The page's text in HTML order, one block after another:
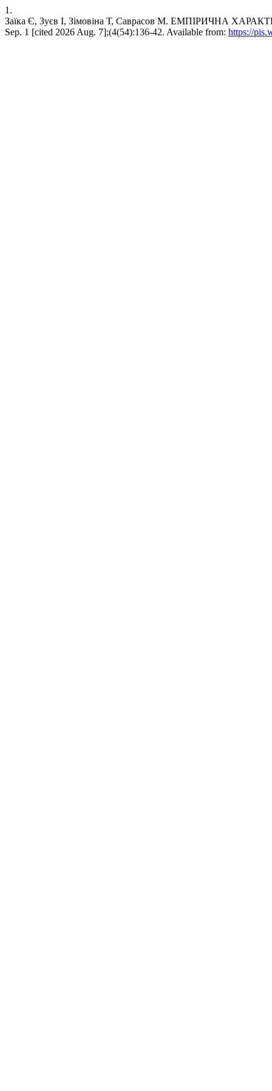
1.
Заїка Є, Зуєв І, Зімовіна Т, Саврасов М. ЕМПІРИЧНА
Sep. 1 [cited 2026 Aug. 7];(4(54):136-42. Available from: https://